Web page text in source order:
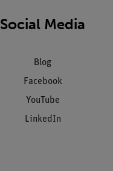
Social Media
Blog
Facebook
YouTube
LinkedIn